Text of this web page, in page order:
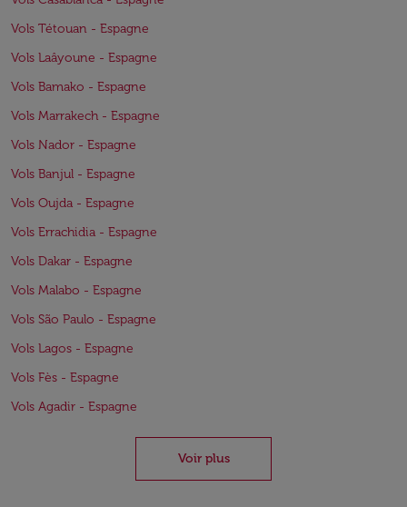
Vols Tétouan - Espagne
Vols Laâyoune - Espagne
Vols Bamako - Espagne
Vols Marrakech - Espagne
Vols Nador - Espagne
Vols Banjul - Espagne
Vols Oujda - Espagne
Vols Errachidia - Espagne
Vols Dakar - Espagne
Vols Malabo - Espagne
Vols São Paulo - Espagne
Vols Lagos - Espagne
Vols Fès - Espagne
Vols Agadir - Espagne
Voir plus